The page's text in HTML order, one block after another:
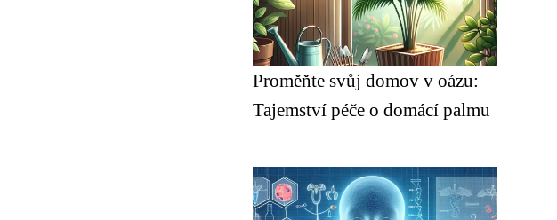
Proměňte svůj domov v oázu:
Tajemství péče o domácí palmu